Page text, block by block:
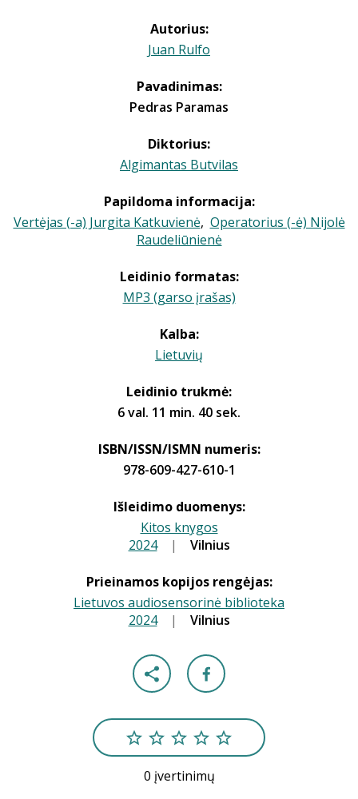
Autorius:
Juan Rulfo
Pavadinimas:
Pedras Paramas
Diktorius:
Algimantas Butvilas
Papildoma informacija:
Vertėjas (-a) Jurgita Katkuvienė, Operatorius (-ė) Nijolė
Raudeliūnienė
Leidinio formatas:
MP3 (garso įrašas)
Kalba:
Lietuvių
Leidinio trukmė:
6 val. 11 min. 40 sek.
ISBN/ISSN/ISMN numeris:
978-609-427-610-1
Išleidimo duomenys:
Kitos knygos
2024 | Vilnius
Prieinamos kopijos rengėjas:
Lietuvos audiosensorinė biblioteka
2024 | Vilnius
0 įvertinimų